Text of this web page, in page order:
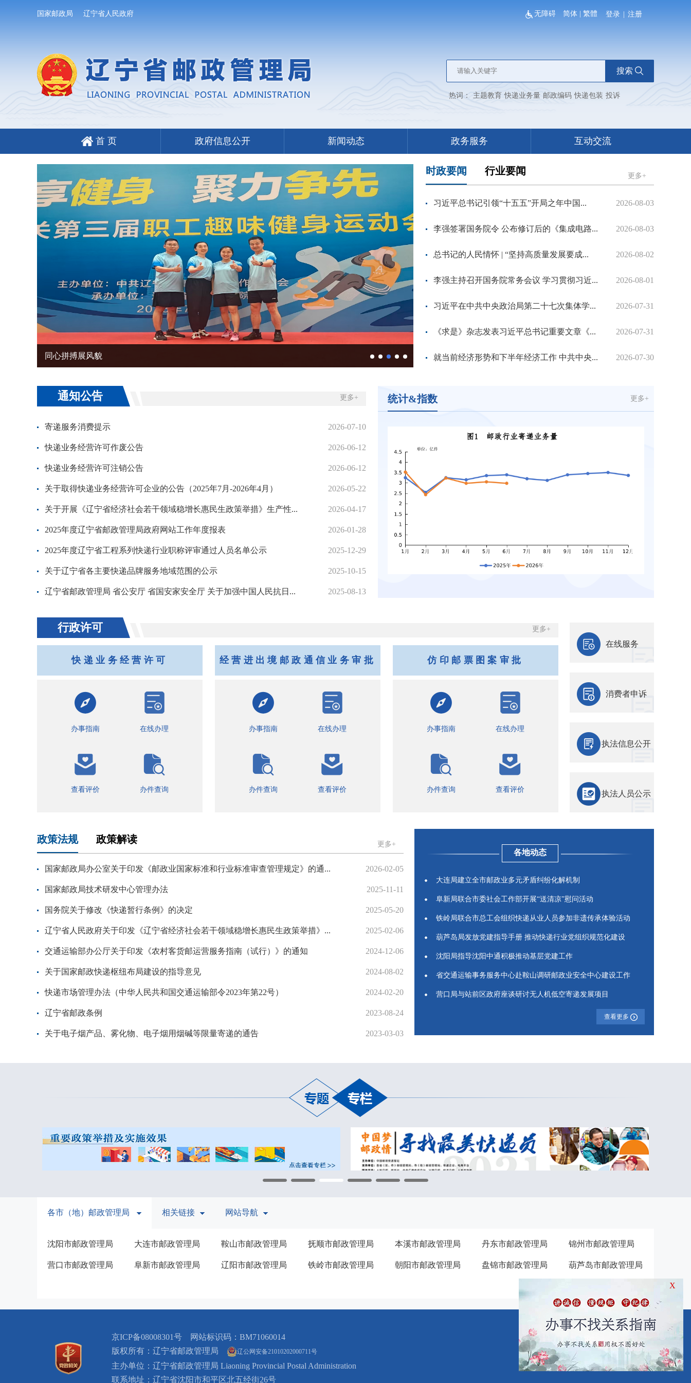
国家邮政局 辽宁省人民政府 无障碍 简体 繁體 登录 注册
搜索
热词： 主题教育 快递业务量 邮政编码 快递包装 投诉
首 页 政府信息公开 新闻动态 政务服务 互动交流
同心拼搏展风貌 锦州局引导邮政企业深化警邮协同 赋能政务便民
时政要闻 行业要闻 更多+
习近平总书记引领“十五五”开局之年中国... 2026-08-03
李强签署国务院令 公布修订后的《集成电路... 2026-08-03
总书记的人民情怀 | “坚持高质量发展要成... 2026-08-02
李强主持召开国务院常务会议 学习贯彻习近... 2026-08-01
习近平在中共中央政治局第二十七次集体学... 2026-07-31
《求是》杂志发表习近平总书记重要文章《... 2026-07-31
就当前经济形势和下半年经济工作 中共中央... 2026-07-30
通知公告 更多+
寄递服务消费提示 2026-07-10
快递业务经营许可作废公告 2026-06-12
快递业务经营许可注销公告 2026-06-12
关于取得快递业务经营许可企业的公告（2025年7月-2026年4月） 2026-05-22
关于开展《辽宁省经济社会若干领域稳增长惠民生政策举措》生产性... 2026-04-17
2025年度辽宁省邮政管理局政府网站工作年度报表 2026-01-28
2025年度辽宁省工程系列快递行业职称评审通过人员名单公示 2025-12-29
关于辽宁省各主要快递品牌服务地域范围的公示 2025-10-15
辽宁省邮政管理局 省公安厅 省国安家安全厅 关于加强中国人民抗日... 2025-08-13
统计&指数 更多+
行政许可 更多+
快递业务经营许可
办事指南 在线办理
查看评价 办件查询
经营进出境邮政通信业务审批
办事指南 在线办理
办件查询 查看评价
仿印邮票图案审批
办事指南 在线办理
办件查询 查看评价
在线服务
消费者申诉
执法信息公开
执法人员公示
政策法规 政策解读 更多+
国家邮政局办公室关于印发《邮政业国家标准和行业标准审查管理规定》的通... 2026-02-05
国家邮政局技术研发中心管理办法 2025-11-11
国务院关于修改《快递暂行条例》的决定 2025-05-20
辽宁省人民政府关于印发《辽宁省经济社会若干领域稳增长惠民生政策举措》... 2025-02-06
交通运输部办公厅关于印发《农村客货邮运营服务指南（试行）》的通知 2024-12-06
关于国家邮政快递枢纽布局建设的指导意见 2024-08-02
快递市场管理办法（中华人民共和国交通运输部令2023年第22号） 2024-02-20
辽宁省邮政条例 2023-08-24
关于电子烟产品、雾化物、电子烟用烟碱等限量寄递的通告 2023-03-03
各地动态
大连局建立全市邮政业多元矛盾纠纷化解机制
阜新局联合市委社会工作部开展“送清凉”慰问活动
铁岭局联合市总工会组织快递从业人员参加非遗传承体验活动
葫芦岛局发放党建指导手册 推动快递行业党组织规范化建设
沈阳局指导沈阳中通积极推动基层党建工作
省交通运输事务服务中心赴鞍山调研邮政业安全中心建设工作
营口局与站前区政府座谈研讨无人机低空寄递发展项目
查看更多
各市（地）邮政管理局 相关链接 网站导航
沈阳市邮政管理局 大连市邮政管理局 鞍山市邮政管理局 抚顺市邮政管理局 本溪市邮政管理局 丹东市邮政管理局 锦州市邮政管理局
营口市邮政管理局 阜新市邮政管理局 辽阳市邮政管理局 铁岭市邮政管理局 朝阳市邮政管理局 盘锦市邮政管理局 葫芦岛市邮政管理局
京ICP备08008301号 网站标识码：BM71060014
版权所有：辽宁省邮政管理局
辽公网安备21010202000711号
主办单位：辽宁省邮政管理局 Liaoning Provincial Postal Administration
联系地址：辽宁省沈阳市和平区北五经街26号
X